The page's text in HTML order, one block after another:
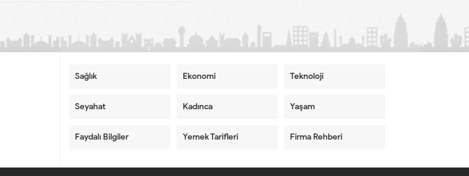
Sağlık Ekonomi Teknoloji
Seyahat Kadınca Yaşam
Faydalı Bilgiler Yemek Tarifleri Firma Rehberi